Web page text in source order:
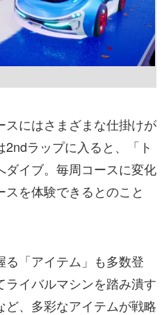
スにはさまざまな仕掛けが
ラップに入ると、「ト
ダイブ。毎周コースに変化
を体験できるとのこと
る「アイテム」も多数登
イバルマシンを踏み潰す
ど、多彩なアイテムが戦略